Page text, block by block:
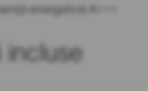
energetică A+++
incluse